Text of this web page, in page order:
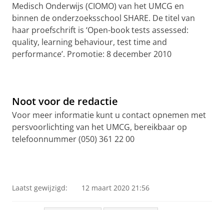
Medisch Onderwijs (CIOMO) van het UMCG en
binnen de onderzoeksschool SHARE. De titel van
haar proefschrift is ‘Open-book tests assessed:
quality, learning behaviour, test time and
performance’. Promotie: 8 december 2010
Noot voor de redactie
Voor meer informatie kunt u contact opnemen met
persvoorlichting van het UMCG, bereikbaar op
telefoonnummer (050) 361 22 00
Laatst gewijzigd: 12 maart 2020 21:56